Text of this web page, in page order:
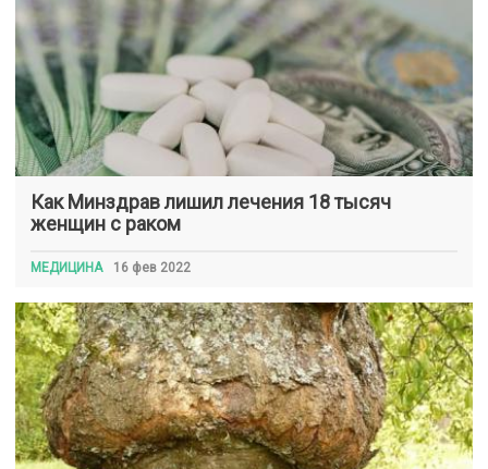
Как Минздрав лишил лечения 18 тысяч
женщин с раком
МЕДИЦИНА 16 фев 2022